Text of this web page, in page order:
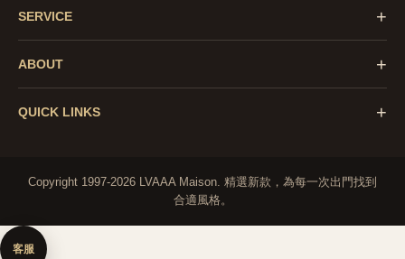
SERVICE +
ABOUT +
QUICK LINKS +
Copyright 1997-2026 LVAAA Maison. 精選新款，為每一次出門找到
合適風格。